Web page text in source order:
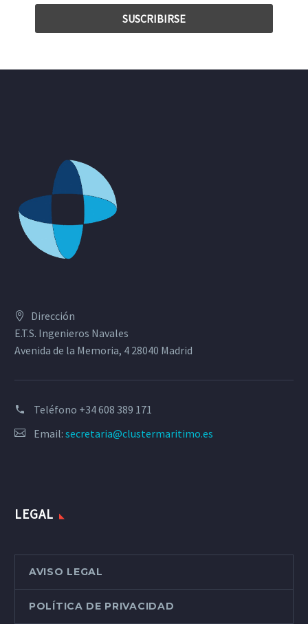
Dirección
E.T.S. Ingenieros Navales
Avenida de la Memoria, 4 28040 Madrid
Teléfono +34 608 389 171
Email: secretaria@clustermaritimo.es
LEGAL
AVISO LEGAL
POLÍTICA DE PRIVACIDAD